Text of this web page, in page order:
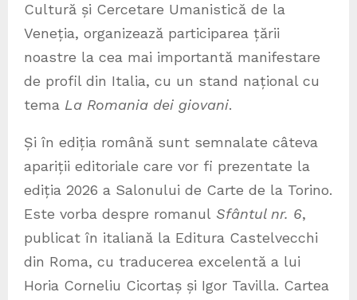
Cultură și Cercetare Umanistică de la
Veneția, organizează participarea țării
noastre la cea mai importantă manifestare
de profil din Italia, cu un stand național cu
tema La Romania dei giovani.
Și în ediția română sunt semnalate câteva
apariții editoriale care vor fi prezentate la
ediția 2026 a Salonului de Carte de la Torino.
Este vorba despre romanul Sfântul nr. 6,
publicat în italiană la Editura Castelvecchi
din Roma, cu traducerea excelentă a lui
Horia Corneliu Cicortaș și Igor Tavilla. Cartea